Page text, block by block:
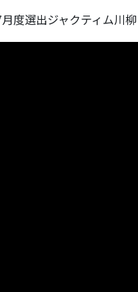
度選出ジャクティム川柳